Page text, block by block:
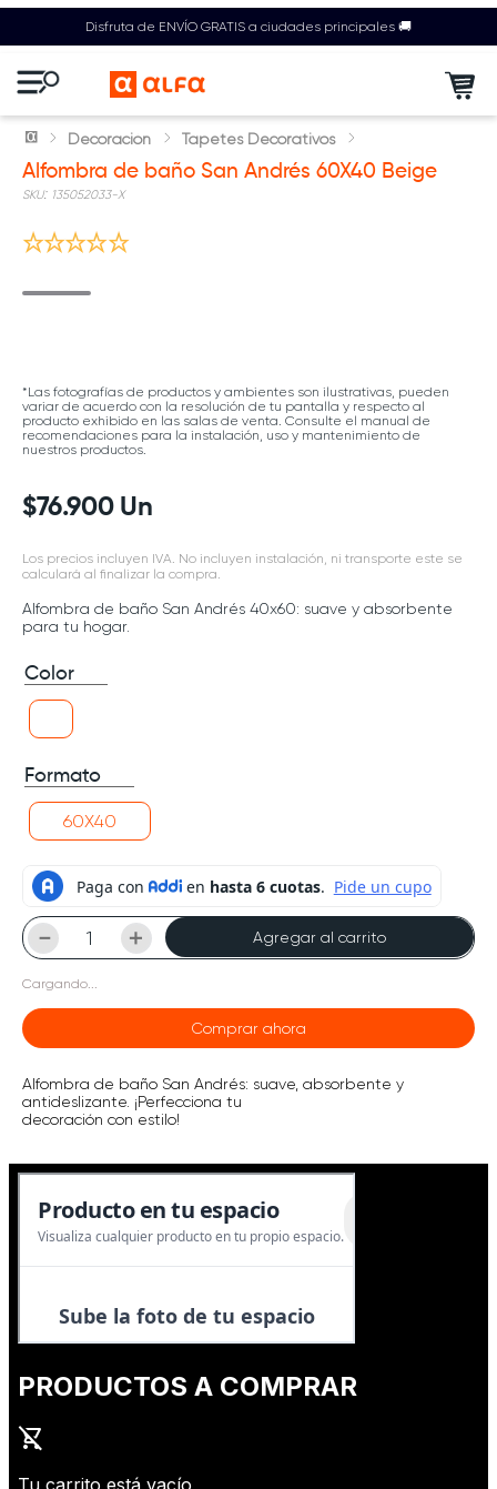
Disfruta de ENVÍO GRATIS a ciudades principales 🚚
Decoración Tapetes Decorativos
Alfombra de baño San Andrés 60X40 Beige
: 135052033-X
*Las fotografías de productos y ambientes son ilustrativas, pueden
variar de acuerdo con la resolución de tu pantalla y respecto al
producto exhibido en las salas de venta. Consulte el manual de
recomendaciones para la instalación, uso y mantenimiento de
nuestros productos.
$76.900 Un
Los precios incluyen IVA. No incluyen instalación, ni transporte este se
calculará al finalizar la compra.
Alfombra de baño San Andrés 40x60: suave y absorbente
para tu hogar.
Color
Formato
60X40
＋
－ Agregar al carrito
Cargando...
Comprar ahora
Alfombra de baño San Andrés: suave, absorbente y
antideslizante. ¡Perfecciona tu
decoración con estilo!